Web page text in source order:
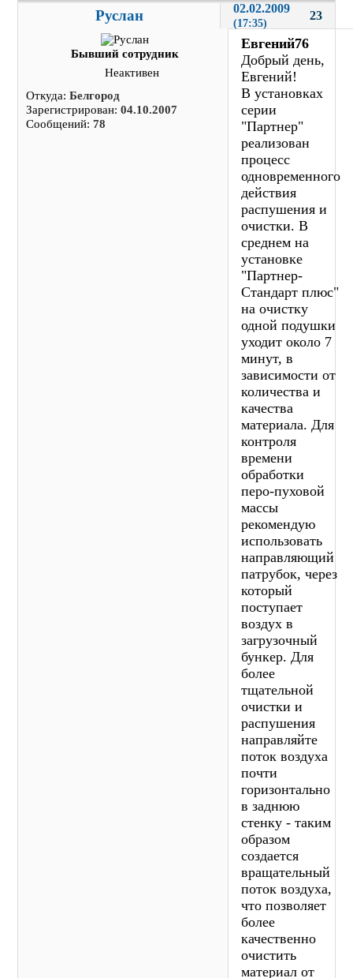
23
Руслан 02.02.2009
(17:35)
Бывший сотрудник
Неактивен
Откуда:Белгород
Зарегистрирован:04.10.2007
Сообщений:78
Евгений76
Добрый день,
Евгений!
В установках
серии
"Партнер"
реализован
процесс
одновременного
действия
распушения и
очистки. В
среднем на
установке
"Партнер-
Стандарт плюс"
на очистку
одной подушки
уходит около 7
минут, в
зависимости от
количества и
качества
материала. Для
контроля
времени
обработки
перо-пуховой
массы
рекомендую
использовать
направляющий
патрубок, через
который
поступает
воздух в
загрузочный
бункер. Для
более
тщательной
очистки и
распушения
направляйте
поток воздуха
почти
горизонтально
в заднюю
стенку - таким
образом
создается
вращательный
поток воздуха,
что позволяет
более
качественно
очистить
материал от